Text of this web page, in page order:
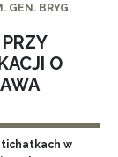
GEN. BRYG.
O
w